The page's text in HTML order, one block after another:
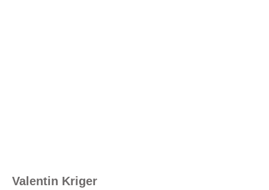
Valentin Kriger